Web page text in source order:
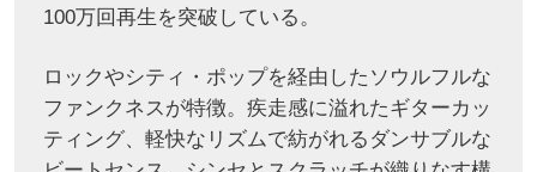
100万回再生を突破している。
ロックやシティ・ポップを経由したソウルフルな
ファンクネスが特徴。疾走感に溢れたギターカッ
ティング、軽快なリズムで紡がれるダンサブルな